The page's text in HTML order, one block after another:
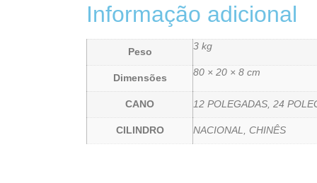
Informação adicional
Peso
3 kg
Dimensões
80 × 20 × 8 cm
CANO 12 POLEGADAS, 24
CILINDRO NACIONAL, CHINÊS